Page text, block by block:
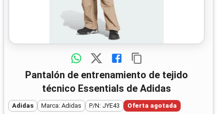
Pantalón de entrenamiento de tejido
técnico Essentials de Adidas
Adidas Marca: Adidas P/N: JYE43 Oferta agotada